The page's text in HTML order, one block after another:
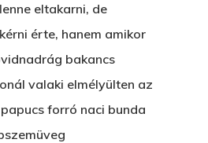
eltakarni, de
érte, hanem amikor
bakancs
valaki elmélyülten az
forró naci bunda